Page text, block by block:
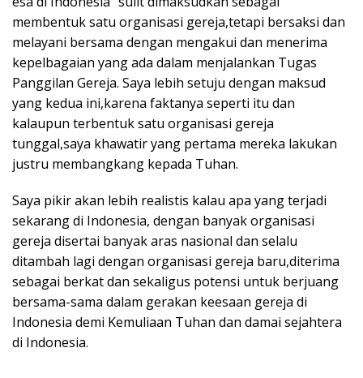
membentuk satu organisasi gereja,tetapi bersaksi dan
melayani bersama dengan mengakui dan menerima
kepelbagaian yang ada dalam menjalankan Tugas
Panggilan Gereja. Saya lebih setuju dengan maksud
yang kedua ini,karena faktanya seperti itu dan
kalaupun terbentuk satu organisasi gereja
tunggal,saya khawatir yang pertama mereka lakukan
justru membangkang kepada Tuhan.
Saya pikir akan lebih realistis kalau apa yang terjadi
sekarang di Indonesia, dengan banyak organisasi
gereja disertai banyak aras nasional dan selalu
ditambah lagi dengan organisasi gereja baru,diterima
sebagai berkat dan sekaligus potensi untuk berjuang
bersama-sama dalam gerakan keesaan gereja di
Indonesia demi Kemuliaan Tuhan dan damai sejahtera
di Indonesia.